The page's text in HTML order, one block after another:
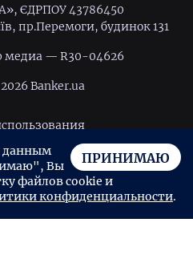
Credit
ЄДРПОУ 43786450
пр.Перемоги, будинок 131
медиа — R30-04626
Banker.ua
соглашение
ПРИНИМАЮ
данным
Вы
файлов cookie и
конфиденциальности.